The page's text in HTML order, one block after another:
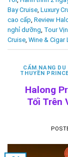
Bay Cruise Luxury
cao cấp Review
nghỉ dưỡng Tour
Cruise Wine & Cigar
CẨM NANG DU
THUYỀN
Halong
Tối Trên